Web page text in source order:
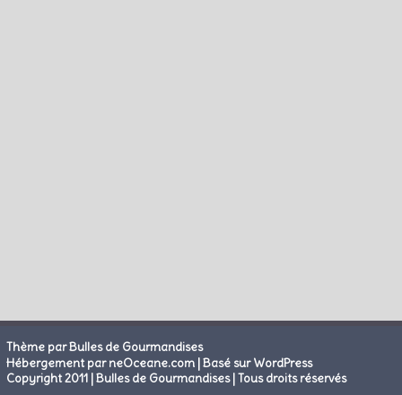
Thème par Bulles de Gourmandises
Hébergement par neOceane.com |Basé sur WordPress
Copyright 2011 | Bulles de Gourmandises | Tous droits réservés